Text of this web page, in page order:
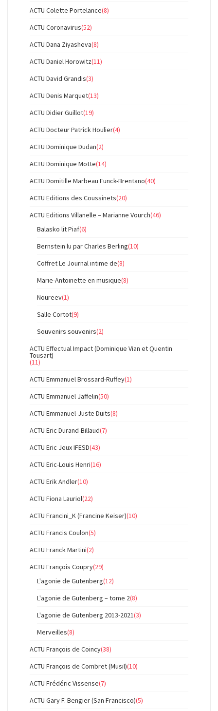
ACTU Colette Portelance(8)
ACTU Coronavirus(52)
ACTU Dana Ziyasheva(8)
ACTU Daniel Horowitz(11)
ACTU David Grandis(3)
ACTU Denis Marquet(13)
ACTU Didier Guillot(19)
ACTU Docteur Patrick Houlier(4)
ACTU Dominique Dudan(2)
ACTU Dominique Motte(14)
ACTU Domitille Marbeau Funck-Brentano(40)
ACTU Editions des Coussinets(20)
ACTU Editions Villanelle – Marianne Vourch(46)
Balasko lit Piaf(6)
Bernstein lu par Charles Berling(10)
Coffret Le Journal intime de(8)
Marie-Antoinette en musique(8)
Noureev(1)
Salle Cortot(9)
Souvenirs souvenirs(2)
ACTU Effectual Impact (Dominique Vian et Quentin
Tousart)
(11)
ACTU Emmanuel Brossard-Ruffey(1)
ACTU Emmanuel Jaffelin(50)
ACTU Emmanuel-Juste Duits(8)
ACTU Eric Durand-Billaud(7)
ACTU Eric Jeux IFESD(43)
ACTU Eric-Louis Henri(16)
ACTU Erik Andler(10)
ACTU Fiona Lauriol(22)
ACTU Francini_K (Francine Keiser)(10)
ACTU Francis Coulon(5)
ACTU Franck Martini(2)
ACTU François Coupry(29)
L'agonie de Gutenberg(12)
L'agonie de Gutenberg – tome 2(8)
L'agonie de Gutenberg 2013-2021(3)
Merveilles(8)
ACTU François de Coincy(38)
ACTU François de Combret (Musil)(10)
ACTU Frédéric Vissense(7)
ACTU Gary F. Bengier (San Francisco)(5)